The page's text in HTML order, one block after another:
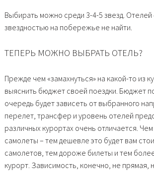
Выбирать можно среди 3-4-5 звезд. Отелей
звездностью на побережье не найти.
ТЕПЕРЬ МОЖНО ВЫБРАТЬ ОТЕЛЬ?
Прежде чем «замахнуться» на какой-то из
выяснить бюджет своей поездки. Бюджет
очередь будет зависеть от выбранного
перелет, трансфер и уровень отелей
различных курортах очень отличается.
самолеты – тем дешевле это будет вам
самолетов, тем дороже билеты и тем
курорт. Зависимость, конечно, не прямая,